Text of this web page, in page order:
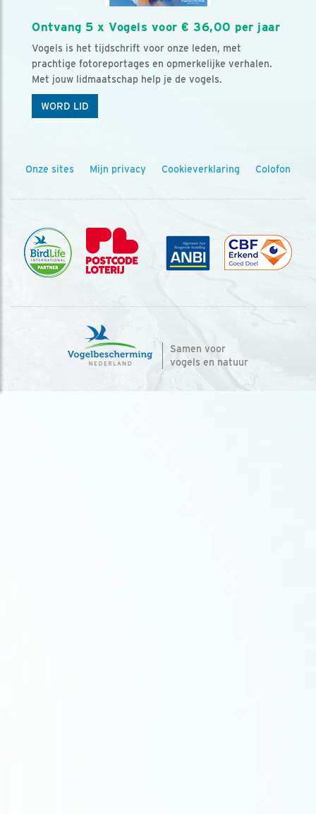
Ontvang 5 x Vogels voor € 36,00 per jaar
Vogels is het tijdschrift voor onze leden, met
prachtige fotoreportages en opmerkelijke verhalen.
Met jouw lidmaatschap help je de vogels.
WORD LID
Onze sites Mijn privacy Cookieverklaring Colofon
Samen voor
vogels en natuur